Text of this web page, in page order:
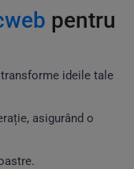
pentru
ideile tale
asigurând o